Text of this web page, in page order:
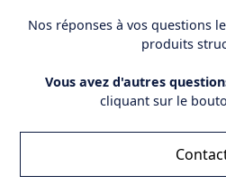
Nos réponses à vos questions
produits
Vous avez d'autres
cliquant sur le